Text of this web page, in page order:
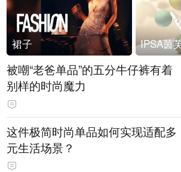
裙子
被嘲“老爸单品”的五分牛仔裤有着
别样的时尚魔力
这件极简时尚单品如何实现适配多
元生活场景？